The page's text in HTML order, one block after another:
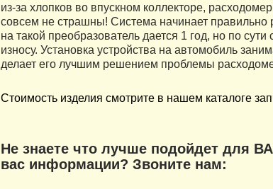
из-за хлопков во впускном коллекторе,
совсем не страшны! Система начинает правильно
на такой преобразователь дается 1 год, но по
износу. Установка устройства на автомобиль
делает его лучшим решением проблемы
Стоимость изделия смотрите в нашем каталоге
Не знаете что лучше подойдет для
вас информации? Звоните нам: